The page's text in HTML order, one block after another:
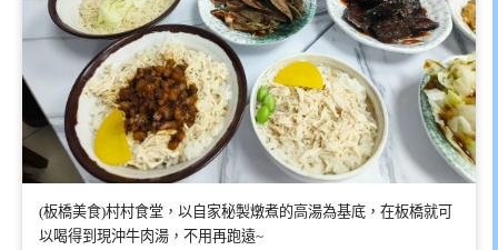
(板橋美食)村村食堂，以自家秘製燉煮的高湯為基底，在板橋就可
以喝得到現沖牛肉湯，不用再跑遠~